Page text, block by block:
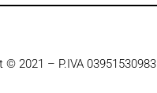
© 2021 – P.IVA 03951530983